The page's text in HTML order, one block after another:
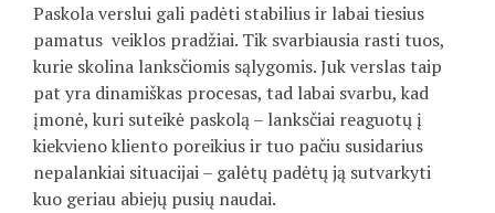
Paskola verslui gali padėti stabilius ir labai tiesius
pamatus veiklos pradžiai. Tik svarbiausia rasti tuos,
kurie skolina lanksčiomis sąlygomis. Juk verslas taip
pat yra dinamiškas procesas, tad labai svarbu, kad
įmonė, kuri suteikė paskolą – lanksčiai reaguotų į
kiekvieno kliento poreikius ir tuo pačiu susidarius
nepalankiai situacijai – galėtų padėtų ją sutvarkyti
kuo geriau abiejų pusių naudai.